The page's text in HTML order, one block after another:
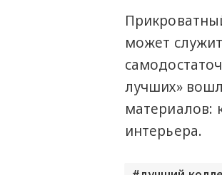
может
лучших»
материалов:
интерьера.